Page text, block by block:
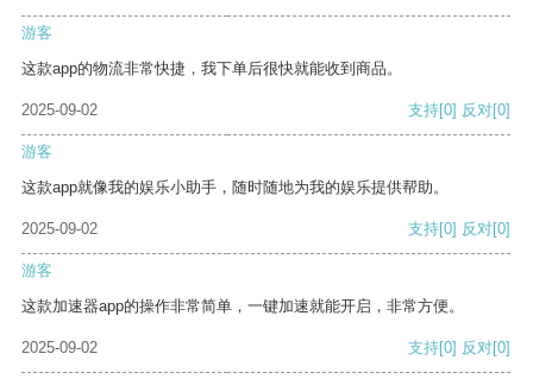
游客
这款app的物流非常快捷，我下单后很快就能收到商品。
2025-09-02 支持[0] 反对[0]
游客
这款app就像我的娱乐小助手，随时随地为我的娱乐提供帮助。
2025-09-02 支持[0] 反对[0]
游客
这款加速器app的操作非常简单，一键加速就能开启，非常方便。
2025-09-02 支持[0] 反对[0]